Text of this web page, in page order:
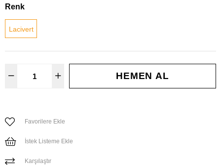
Renk
Lacivert
Favorilere Ekle
İstek Listeme Ekle
Karşılaştır